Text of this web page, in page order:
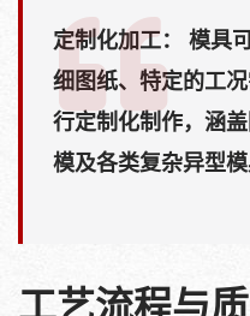
定制化加工：
模具
细图纸、特定的工
行定制化制作，涵
模及各类复杂异型模
工艺流程与